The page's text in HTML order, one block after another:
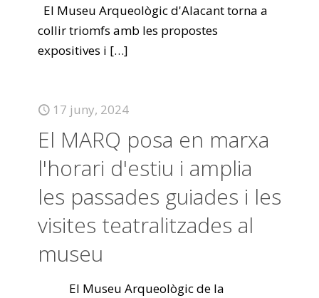
El Museu Arqueològic d'Alacant torna a
collir triomfs amb les propostes
expositives i […]
17 juny, 2024
El MARQ posa en marxa
l'horari d'estiu i amplia
les passades guiades i les
visites teatralitzades al
museu
El Museu Arqueològic de la